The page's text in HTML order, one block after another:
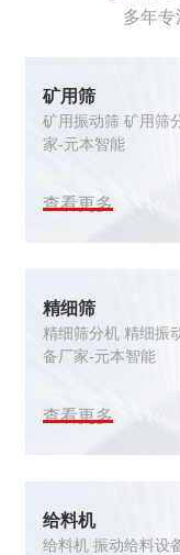
多年
矿用筛
矿用振动筛 矿用筛
家-元本智能
查看更多
精细筛
精细筛分机 精细振
备厂家-元本智能
查看更多
给料机
给料机 振动给料设